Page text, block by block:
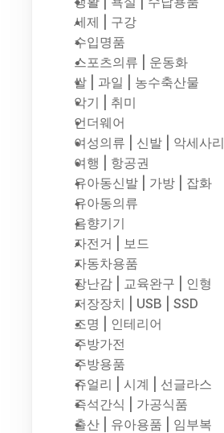
세제 | 구강
수입명품
스포츠의류 | 운동화
쌀 | 과일 | 농수축산물
악기 | 취미
언더웨어
여성의류 | 신발 | 악세사리
여행 | 항공권
유아동신발 | 가방 | 잡화
유아동의류
음향기기
자전거 | 보드
자동차용품
장난감 | 교육완구 | 인형
저장장치 | USB | SSD
조명 | 인테리어
주방가전
주방용품
쥬얼리 | 시계 | 선글라스
즉석간식 | 가공식품
출산 | 유아용품 | 임부복